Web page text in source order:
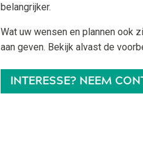
belangrijker.
Wat uw wensen en plannen ook
aan geven. Bekijk alvast de
INTERESSE? NEEM